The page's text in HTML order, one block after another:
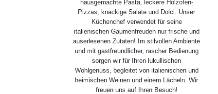
hausgemachte Pasta, leckere Holzofen-
Pizzas, knackige Salate und Dolci. Unser
Küchenchef verwendet für seine
italienischen Gaumenfreuden nur frische und
auserlesenen Zutaten! Im stilvollen Ambiente
und mit gastfreundlicher, rascher Bedienung
sorgen wir für Ihren lukullischen
Wohlgenuss, begleitet von italienischen und
heimischen Weinen und einem Lächeln. Wir
freuen uns auf Ihren Besuch!